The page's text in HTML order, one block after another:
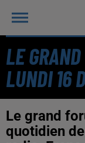
LE
LUNDI 16
Le grand
quotidien